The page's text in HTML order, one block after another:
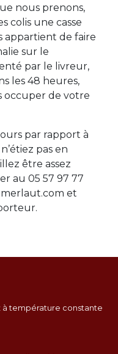
nous prenons,
colis une casse
appartient de faire
sur le
par le livreur,
les 48 heures,
occuper de votre
par rapport à
pas en
être assez
au 05 57 97 77
merlaut.com et
température constante